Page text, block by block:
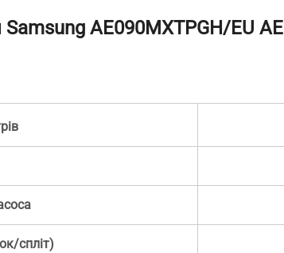
Samsung AE090MXTPGH/EU
спліт)